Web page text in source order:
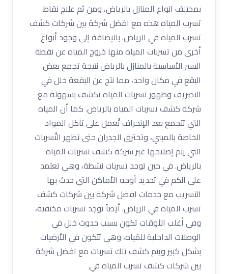
بمختلف انواع المنازل بالرياض، ومن ثم علاج نقاط
تسرب المياه هذه مع افضل شركة بين شركات كشف
تسرب المياه في الرياض. بالإضافة إلى وجود أنواع
أخرى من تسربات المياه منها خروج المياه عن نقطة
السير الأساسية بالمنازل بالرياض نتيجة تجمع بعض
البقع في مكان واحد، مما نتج عن البقعة خلل في
التصريف وظهور تسربات المياه تكشف بسهولة مع
شركة كشف تسربات المياه بالرياض. كما أن المياه
التي تتجمع بعد الإنحراف تْعمل على تآكل المواد
الخاصة بالمبني، وتخترق الجدران حتى تظهر التْسربات
التي يتم إصلاحها عبر شركة كشف تسربات المياه
بالرياض. في حين توجد تسربات نشطة، وهي تعتمد
على الكم في تحديد أوجه الأماكن التي حدث بها
التسريب مع خدمات افضل شركة بين شركات كشف
تسرب المياه في الرياض. أيضاً توجد تسربات مختفية،
وفي أغلب الأوقات تكون بسبب حدوث خلل في
الوصلات الداخلية للمْياه، وهى تتكون في الأرضيات
بشكل كبير ويتم كشف تلك تسربات مع افضل شركة
بين شركات كشف تسرب المياه في